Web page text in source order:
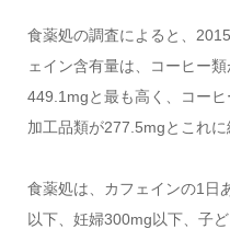
食薬処の調査によると、
ェイン含有量は、コーヒー
449.1mgと最も高く、コー
加工品類が277.5mgとこれに
食薬処は、カフェインの1日
以下、妊婦300mg以下、子